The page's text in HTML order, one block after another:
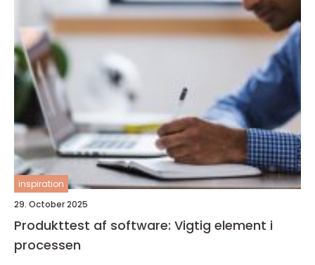
inspiration
29. October 2025
Produkttest af software: Vigtig element i
processen